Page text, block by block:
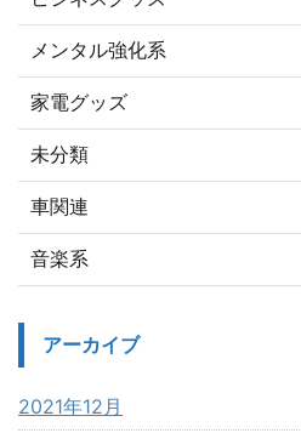
メンタル強化系
家電グッズ
未分類
車関連
音楽系
アーカイブ
2021年12月